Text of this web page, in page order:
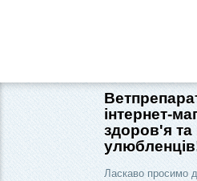
інтернет-
здоров'я
Ласкаво просимо